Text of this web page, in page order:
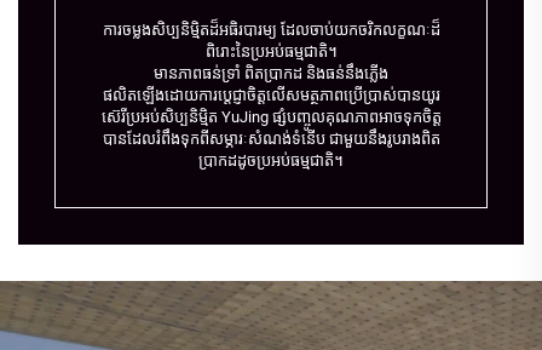
ការចម្លងសិប្បនិម្មិតដ៏អធិរបារម្យ ដែលចាប់យកចរិកលក្ខណៈដ៏
ពិរោះនៃប្រអប់ធម្មជាតិ។
មានភាពធន់ទ្រាំ ពិតប្រាកដ និងធន់នឹងភ្លើង
ផលិតឡើងដោយការប្តេជ្ញាចិត្តលើសមត្ថភាពប្រើប្រាស់បានយូរ
ស៊េរីប្រអប់សិប្បនិម្មិត YuJing ផ្សំបញ្ចូលគុណភាពអាចទុកចិត្ត
បានដែលរំពឹងទុកពីសម្ភារៈសំណង់ទំនើប ជាមួយនឹងរូបរាងពិត
ប្រាកដដូចប្រអប់ធម្មជាតិ។